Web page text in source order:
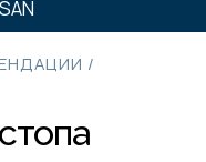
/